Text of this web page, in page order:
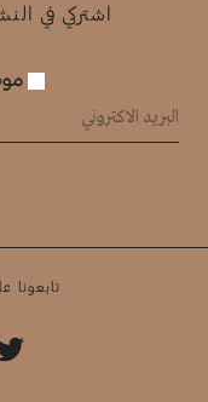
اشتركي في
تابعونا